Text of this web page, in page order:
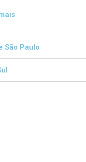
São Paulo